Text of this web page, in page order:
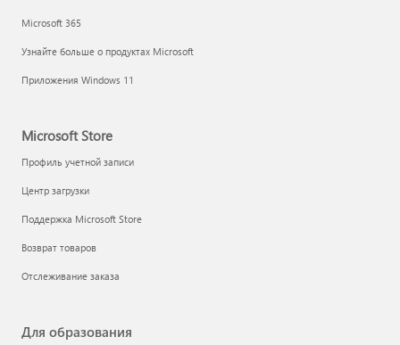
Microsoft 365
Узнайте больше о продуктах Microsoft
Приложения Windows 11
Microsoft Store
Профиль учетной записи
Центр загрузки
Поддержка Microsoft Store
Возврат товаров
Отслеживание заказа
Для образования